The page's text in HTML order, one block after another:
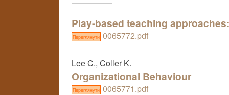
Play-based teaching
Переглянути 0065772.pdf
Lee C., Coller K.
Organizational Behaviour
Переглянути 0065771.pdf